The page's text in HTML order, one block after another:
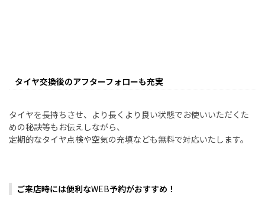
タイヤ交換後のアフターフォローも充実
タイヤを長持ちさせ、より長くより良い状態でお使いいただくた
めの秘訣等もお伝えしながら、
定期的なタイヤ点検や空気の充填なども無料で対応いたします。
ご来店時には便利なWEB予約がおすすめ！